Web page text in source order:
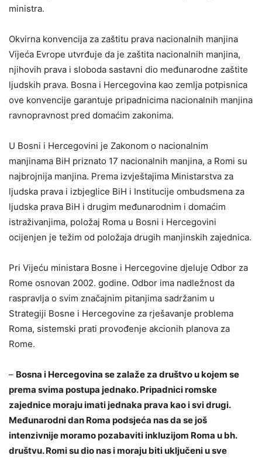
ministra.
Okvirna konvencija za zaštitu prava nacionalnih manjina
Vijeća Evrope utvrđuje da je zaštita nacionalnih manjina,
njihovih prava i sloboda sastavni dio međunarodne zaštite
ljudskih prava. Bosna i Hercegovina kao zemlja potpisnica
ove konvencije garantuje pripadnicima nacionalnih manjina
ravnopravnost pred domaćim zakonima.
U Bosni i Hercegovini je Zakonom o nacionalnim
manjinama BiH priznato 17 nacionalnih manjina, a Romi su
najbrojnija manjina. Prema izvještajima Ministarstva za
ljudska prava i izbjeglice BiH i Institucije ombudsmena za
ljudska prava BiH i drugim međunarodnim i domaćim
istraživanjima, položaj Roma u Bosni i Hercegovini
ocijenjen je težim od položaja drugih manjinskih zajednica.
Pri Vijeću ministara Bosne i Hercegovine djeluje Odbor za
Rome osnovan 2002. godine. Odbor ima nadležnost da
raspravlja o svim značajnim pitanjima sadržanim u
Strategiji Bosne i Hercegovine za rješavanje problema
Roma, sistemski prati provođenje akcionih planova za
Rome.
– Bosna i Hercegovina se zalaže za društvo u kojem se
prema svima postupa jednako. Pripadnici romske
zajednice moraju imati jednaka prava kao i svi drugi.
Međunarodni dan Roma podsjeća nas da se još
intenzivnije moramo pozabaviti inkluzijom Roma u bh.
društvu. Romi su dio nas i moraju biti uključeni u sve